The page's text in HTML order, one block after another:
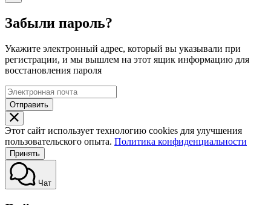
Забыли пароль?
Укажите электронный адрес, который вы указывали при
регистрации, и мы вышлем на этот ящик информацию для
восстановления пароля
Отправить
Этот сайт использует технологию cookies для улучшения
пользовательского опыта. Политика конфиденциальности
Принять
Чат